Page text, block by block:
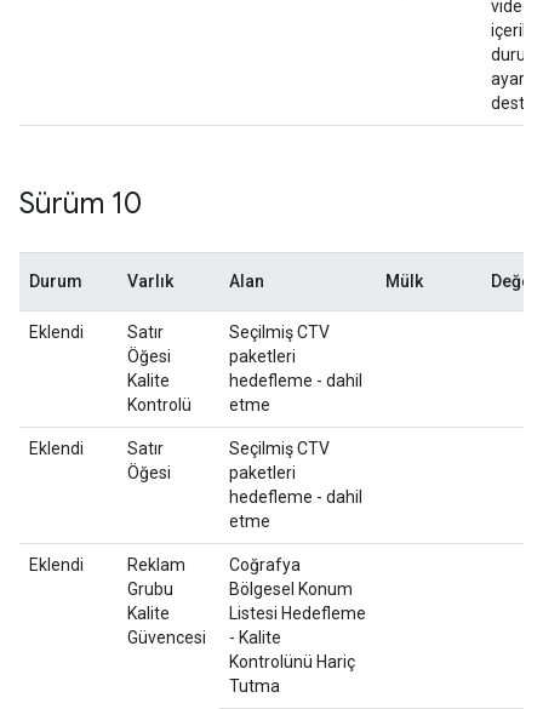
içerik
Sürüm 10
Durum Varlık Alan Mülk
Eklendi
Satır
Öğesi
Kalite
Kontrolü
Seçilmiş CTV
paketleri
hedefleme - dahil
etme
Eklendi
Satır
Öğesi
Seçilmiş CTV
paketleri
hedefleme - dahil
etme
Eklendi
Reklam
Grubu
Kalite
Güvencesi
Coğrafya
Bölgesel Konum
Listesi Hedefleme
- Kalite
Kontrolünü Hariç
Tutma